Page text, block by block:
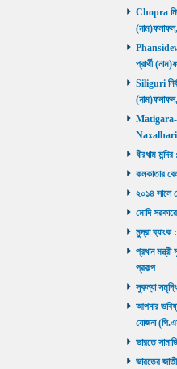
Chopra
প্রার্থী
Siliguri
Matigara-
Naxalbari
ধীরধাম
কলকাতার
২০১৪ সালে
মোদি
মুদ্রা ব্যাংক
প্রধান
প্রকল্প
সুকন্যা
আপনার
যোজনা
ভারতে
ভারতের